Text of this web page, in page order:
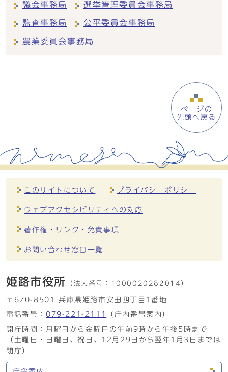
議会事務局 選挙管理委員会事務局
監査事務局 公平委員会事務局
農業委員会事務局
ページの
先頭へ戻る
このサイトについて プライバシーポリシー
ウェブアクセシビリティへの対応
著作権・リンク・免責事項
お問い合わせ窓口一覧
姫路市役所 （法人番号： 1000020282014）
〒670-8501 兵庫県姫路市安田四丁目1番地
電話番号： 079-221-2111
（庁内番号案内）
開庁時間：月曜日から金曜日の午前9時から午後5時まで
（土曜日・日曜日、祝日、12月29日から翌年1月3日までは
閉庁）